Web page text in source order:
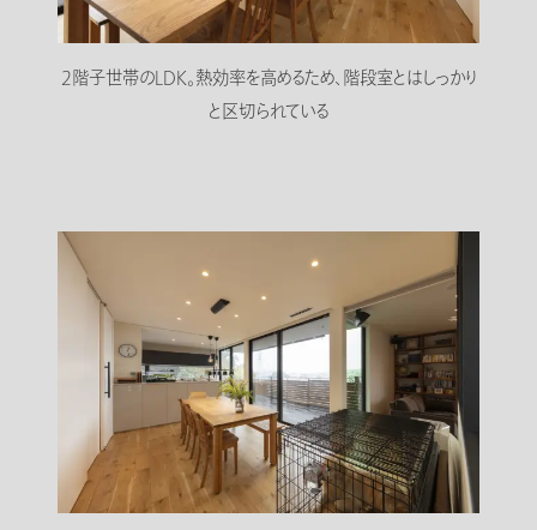
2階子世帯のLDK。熱効率を高めるため、階段室とはしっかり
と区切られている